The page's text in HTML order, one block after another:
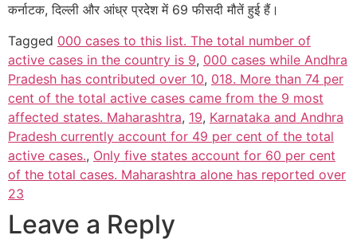
कर्नाटक, दिल्ली और आंध्र प्रदेश में 69 फीसदी मौतें हुई हैं।
Tagged 000 cases to this list. The total number of
active cases in the country is 9, 000 cases while Andhra
Pradesh has contributed over 10, 018. More than 74 per
cent of the total active cases came from the 9 most
affected states. Maharashtra, 19, Karnataka and Andhra
Pradesh currently account for 49 per cent of the total
active cases., Only five states account for 60 per cent
of the total cases. Maharashtra alone has reported over
23
Leave a Reply